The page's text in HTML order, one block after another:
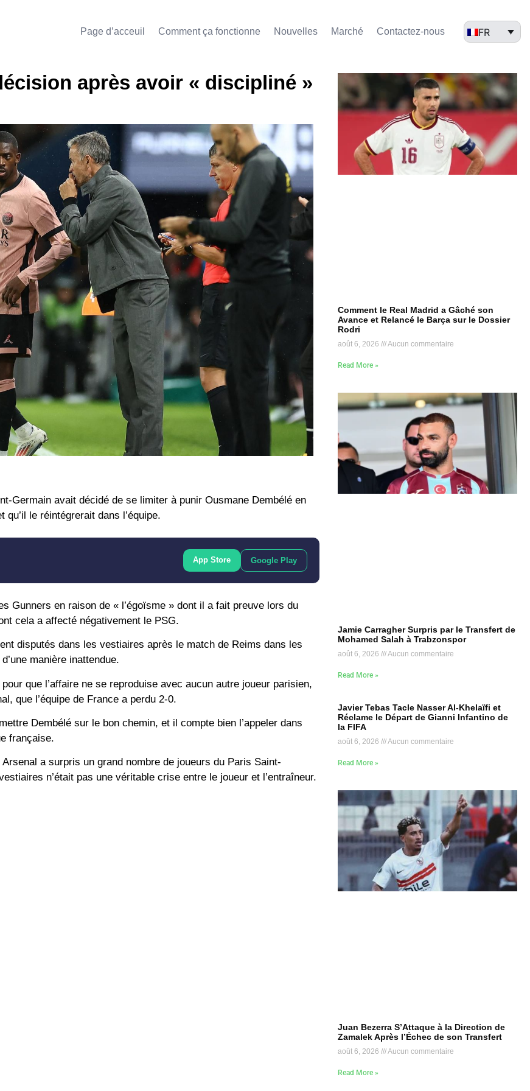
Page d’acceuil Comment ça fonctionne Nouvelles Marché​ Contactez-nous FR
après avoir « discipliné »
Germain avait décidé de se limiter à punir Ousmane Dembélé en
le réintégrerait dans l’équipe.
App Store Google Play
Gunners en raison de « l’égoïsme » dont il a fait preuve lors du
cela a affecté négativement le PSG.
disputés dans les vestiaires après le match de Reims dans les
manière inattendue.
que l’affaire ne se reproduise avec aucun autre joueur parisien,
que l’équipe de France a perdu 2-0.
Dembélé sur le bon chemin, et il compte bien l’appeler dans
française.
a surpris un grand nombre de joueurs du Paris Saint-
n’était pas une véritable crise entre le joueur et l’entraîneur.
Comment le Real Madrid a Gâché son
Avance et Relancé le Barça sur le Dossier
Rodri
août 6, 2026 Aucun commentaire
Read More »
Jamie Carragher Surpris par le Transfert de
Mohamed Salah à Trabzonspor
août 6, 2026 Aucun commentaire
Read More »
Javier Tebas Tacle Nasser Al-Khelaïfi et
Réclame le Départ de Gianni Infantino de
la FIFA
août 6, 2026 Aucun commentaire
Read More »
Juan Bezerra S’Attaque à la Direction de
Zamalek Après l’Échec de son Transfert
août 6, 2026 Aucun commentaire
Read More »